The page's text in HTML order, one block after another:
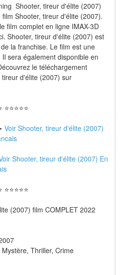
Shooter, tireur d'élite (2007)
Shooter, tireur d'élite (2007).
film complet en ligne IMAX-3D
Shooter, tireur d'élite (2007) est
la franchise. Le film est une
sera également disponible en
le téléchargement
d'élite (2007) sur
⭐⭐⭐⭐⭐
Voir Shooter, tireur d'élite (2007)
Shooter, tireur d'élite (2007) En
⭐⭐⭐⭐⭐
(2007) film COMPLET 2022
Thriller, Crime